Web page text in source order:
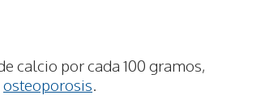
calcio por cada 100 gramos,
osteoporosis.